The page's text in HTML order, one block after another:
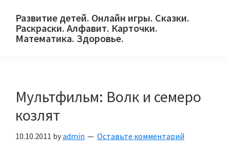
primary
main
primary
Развитие детей. Онлайн игры. Сказки.
Раскраски. Алфавит. Карточки.
Математика. Здоровье.
и
их
Мультфильм: Волк и семеро
козлят
10.10.2011 byadmin Оставьте комментарий